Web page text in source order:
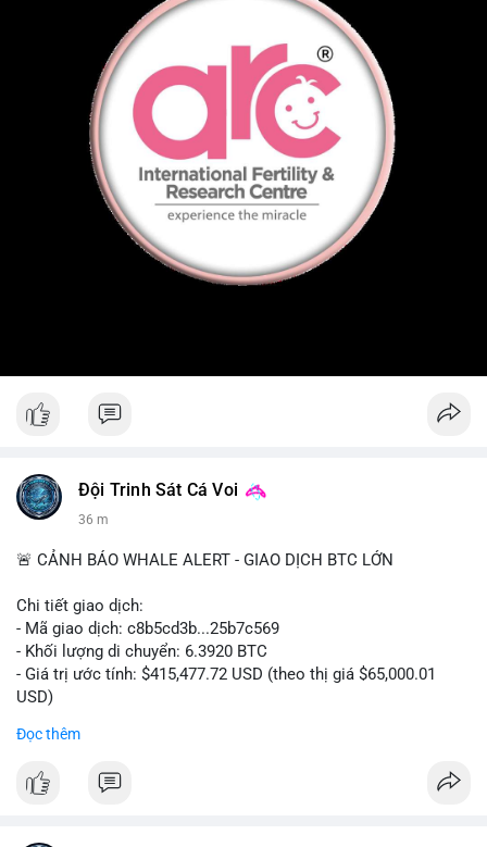
Đội Trinh Sát Cá Voi
36 m
🚨 CẢNH BÁO WHALE ALERT - GIAO DỊCH BTC LỚN
Chi tiết giao dịch:
- Mã giao dịch: c8b5cd3b...25b7c569
- Khối lượng di chuyển: 6.3920 BTC
- Giá trị ước tính: $415,477.72 USD (theo thị giá $65,000.01
USD)
nghìn USD được xác nhận trong mempool, mức chuyển động
Đọc thêm